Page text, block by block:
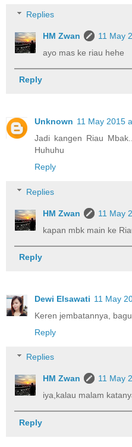
Replies
HM Zwan
11 May
ayo mas ke riau hehe
Reply
Unknown 11 May 2015
Jadi kangen Riau
Huhuhu
Reply
Replies
HM Zwan
11 May
kapan mbk main ke
Reply
Dewi Elsawati 11 May
Keren jembatannya,
Reply
Replies
HM Zwan
11 May
iya,kalau malam
Reply